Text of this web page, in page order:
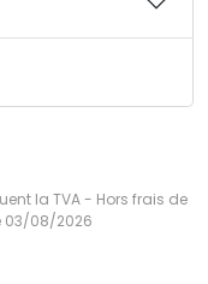
la TVA - Hors frais de
03/08/2026